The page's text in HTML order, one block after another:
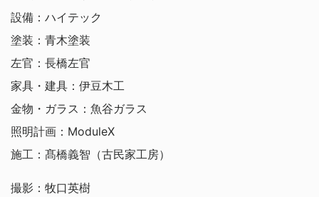
設備：ハイテック
塗装：青木塗装
左官：長橋左官
家具・建具：伊豆木工
金物・ガラス：魚谷ガラス
照明計画：ModuleX
施工：髙橋義智（古民家工房）
撮影：牧口英樹